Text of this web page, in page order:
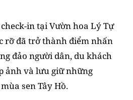
in tại Vườn hoa Lý Tự
rỡ đã trở thành điểm nhấn
đảo người dân, du khách
ảnh và lưu giữ những
sen Tây Hồ.